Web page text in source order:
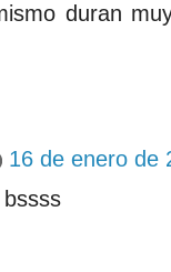
duran
16 de enero de